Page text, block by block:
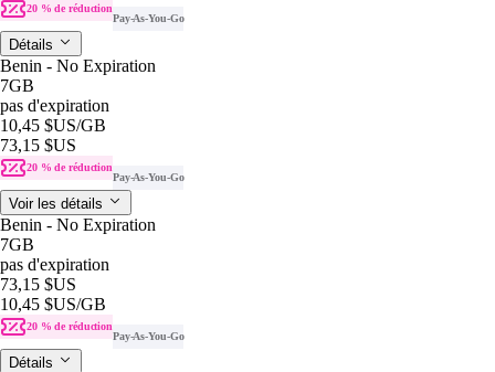
20 % de réduction
Pay-As-You-Go
Détails
Benin - No Expiration
7GB
pas d'expiration
10,45 $US/GB
73,15 $US
20 % de réduction
Pay-As-You-Go
Voir les détails
Benin - No Expiration
7GB
pas d'expiration
73,15 $US
10,45 $US/GB
20 % de réduction
Pay-As-You-Go
Détails